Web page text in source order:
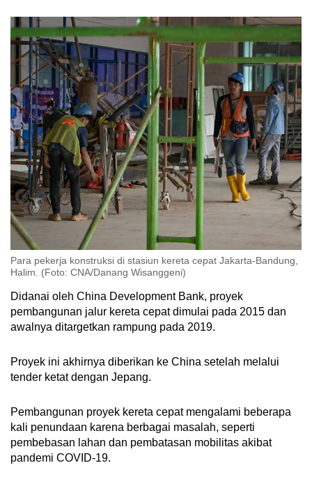
Para pekerja konstruksi di stasiun kereta cepat Jakarta-Bandung,
Halim. (Foto: CNA/Danang Wisanggeni)
Didanai oleh China Development Bank, proyek
pembangunan jalur kereta cepat dimulai pada 2015 dan
awalnya ditargetkan rampung pada 2019.
Proyek ini akhirnya diberikan ke China setelah melalui
tender ketat dengan Jepang.
Pembangunan proyek kereta cepat mengalami beberapa
kali penundaan karena berbagai masalah, seperti
pembebasan lahan dan pembatasan mobilitas akibat
pandemi COVID-19.